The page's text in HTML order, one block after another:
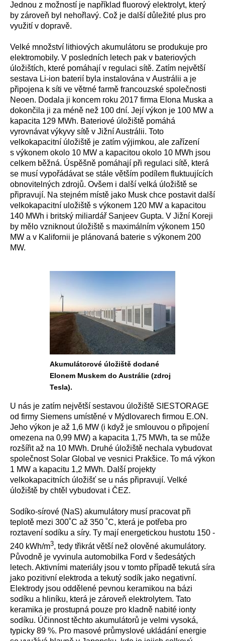
Jednou z možností je například fluorový elektrolyt, který
by zároveň byl nehořlavý. Což je další důležité plus pro
využití v dopravě.
Velké množství lithiových akumulátoru se produkuje pro
elektromobily. V posledních letech pak v bateriových
úložištích, které pomáhají v regulaci sítě. Zatím největší
sestava Li-ion baterií byla instalována v Austrálii a je
připojena k síti ve větrné farmě francouzské společnosti
Neoen. Dodala ji koncem roku 2017 firma Elona Muska a
dokončila ji za méně než 100 dní. Její výkon je 100 MW a
kapacita 129 MWh. Bateriové úložiště pomáhá
vyrovnávat výkyvy sítě v Jižní Austrálii. Toto
velkokapacitní úložiště je zatím výjimkou, ale zařízení
s výkonem okolo 10 MW a kapacitou okolo 10 MWh jsou
celkem běžná. Úspěšně pomáhají při regulaci sítě, která
se musí vypořádávat se stále větším podílem fluktuujících
obnovitelných zdrojů. Ovšem i další velká úložiště se
připravují. Na stejném místě jako Musk chce postavit další
velkokapacitní uložiště s výkonem 120 MW a kapacitou
140 MWh i britský miliardář Sanjeev Gupta. V Jižní Koreji
by mělo vzniknout úložiště s maximálním výkonem 150
MW a v Kalifornii je plánovaná baterie s výkonem 200
MW.
Akumulátorové úložiště dodané
Elonem Muskem do Austrálie (zdroj
Tesla).
U nás je zatím největší sestavou úložiště SIESTORAGE
od firmy Siemens umístěné v Mýdlovarech firmou E.ON.
Jeho výkon je až 1,6 MW (i když je smlouvou o připojení
omezena na 0,99 MW) a kapacita 1,75 MWh, ta se může
rozšířit až na 10 MWh. Druhé úložiště nechala vybudovat
společnost Solar Global ve vesnici Prakšice. To má výkon
1 MW a kapacitu 1,2 MWh. Další projekty
velkokapacitních úložišť se u nás připravují. Velké
úložiště by chtěl vybudovat i ČEZ.
Sodíko-sírové (NaS) akumulátory musí pracovat při
teplotě mezi 300˚C až 350 ˚C, která je potřeba pro
roztavení sodíku a síry. Ty mají energetickou hustotu 150 -
240 kWh/m3, tedy třikrát větší než olověné akumulátory.
Původně je vyvinula automobilka Ford v šedesátých
letech. Aktivními materiály jsou v tomto případě tekutá síra
jako pozitivní elektroda a tekutý sodík jako negativní.
Elektrody jsou oddělené pevnou keramikou na bázi
sodíku a hliníku, která je zároveň elektrolytem. Tato
keramika je prostupná pouze pro kladně nabité ionty
sodíku. Účinnost těchto akumulátorů je velmi vysoká,
typicky 89 %. Pro masové průmyslové ukládání energie